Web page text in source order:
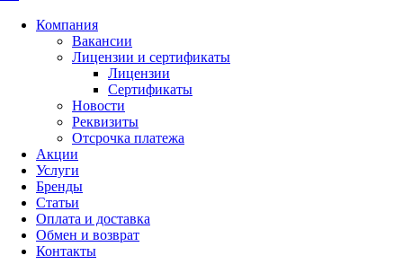
Компания
Вакансии
Лицензии и сертификаты
Лицензии
Сертификаты
Новости
Реквизиты
Отсрочка платежа
Акции
Услуги
Бренды
Статьи
Оплата и доставка
Обмен и возврат
Контакты